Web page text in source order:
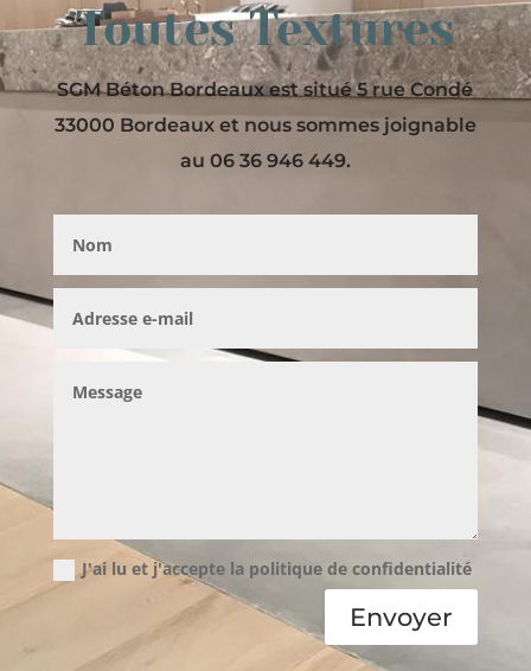
Toutes Textures
SGM Béton Bordeaux est situé 5 rue Condé
33000 Bordeaux et nous sommes joignable
au 06 36 946 449.
J'ai lu et j'accepte la politique de confidentialité
Envoyer